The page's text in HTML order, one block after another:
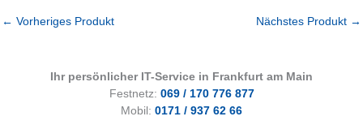
← Vorheriges Produkt Nächstes Produkt →
Ihr persönlicher IT-Service in Frankfurt am Main
Festnetz: 069 / 170 776 877
Mobil: 0171 / 937 62 66